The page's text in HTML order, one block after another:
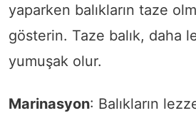
yaparken balıkların taze
gösterin. Taze balık, daha
yumuşak olur.
Marinasyon: Balıkların